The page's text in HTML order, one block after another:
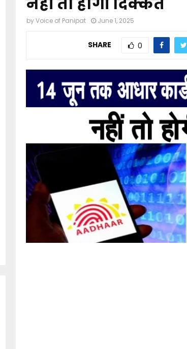
byVoice of Panipat June 1, 2025
SHARE 0